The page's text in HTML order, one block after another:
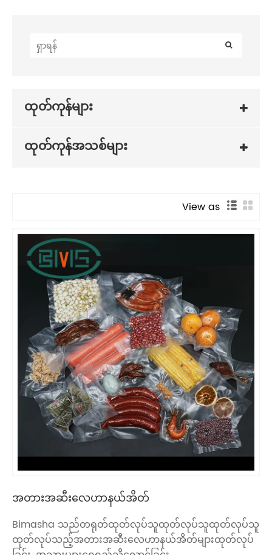
ထုတ်ကုန်များ
ထုတ်ကုန်အသစ်များ
View as
အတားအဆီးလေဟာနယ်အိတ်
Bimasha သည်တရုတ်ထုတ်လုပ်သူထုတ်လုပ်သူထုတ်လုပ်သူ
ထုတ်လုပ်သည့်အတားအဆီးလေဟာနယ်အိတ်များထုတ်လုပ်